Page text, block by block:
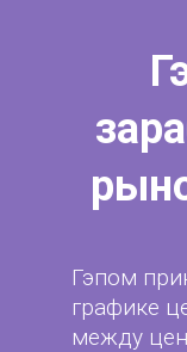
Гэпом
графике
между